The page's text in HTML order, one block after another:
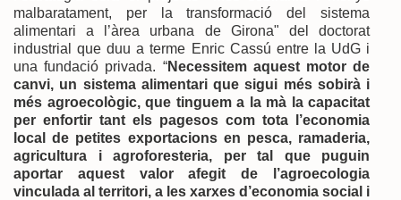
malbaratament, per la transformació del sistema
alimentari a l’àrea urbana de Girona" del doctorat
industrial que duu a terme Enric Cassú entre la UdG i
una fundació privada. “Necessitem aquest motor de
canvi, un sistema alimentari que sigui més sobirà i
més agroecològic, que tinguem a la mà la capacitat
per enfortir tant els pagesos com tota l’economia
local de petites exportacions en pesca, ramaderia,
agricultura i agroforesteria, per tal que puguin
aportar aquest valor afegit de l’agroecologia
vinculada al territori, a les xarxes d’economia social i